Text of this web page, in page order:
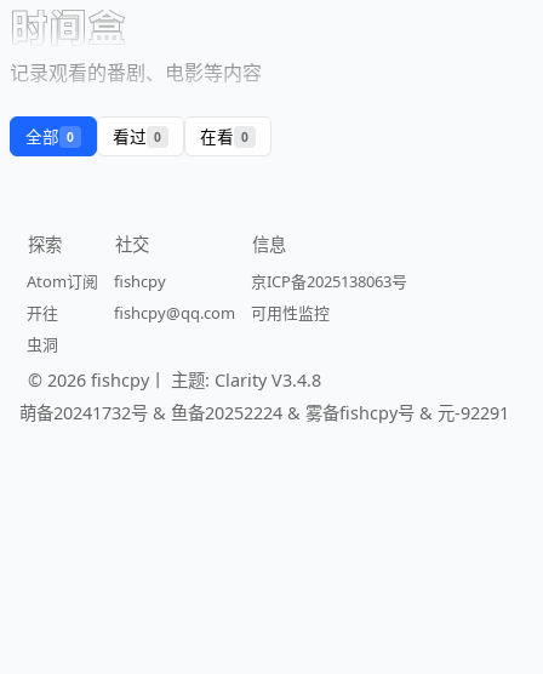
时间盒
记录观看的番剧、电影等内容
全部 0 看过 0 在看 0
探索
Atom订阅
开往
虫洞
社交
fishcpy
fishcpy@qq.com
信息
京ICP备2025138063号
可用性监控
© 2026 fishcpy丨 主题: Clarity V3.4.8
萌备20241732号 & 鱼备20252224 & 雾备fishcpy号 & 元-92291